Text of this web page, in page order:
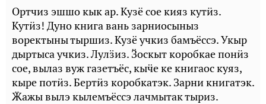
Ортчиз эшшо кык ар. Кузё сое кияз кутӥз.
Кутӥз! Дуно книга вань зарниосыныз
воректыны тыршиз. Кузё учкиз бамъёссэ. Укыр
дыртыса учкиз. Лулӟиз. Ӟоскыт коробкае понӥз
сое, вылаз вуж газетъёс, кыӵе ке книгаос куяз,
кыре потӥз. Бертӥз коробкатэк. Зарни книгатэк.
Ӝажы вылэ кылемъёссэ лачмытак тыриз.